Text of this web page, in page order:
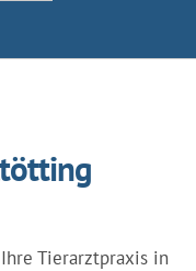
Tierarztpraxis in